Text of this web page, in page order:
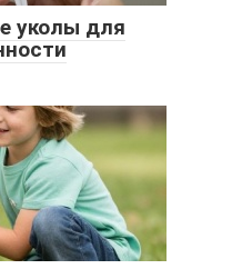
уколы для